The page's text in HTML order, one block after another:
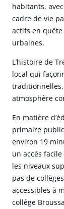
habitants,
cadre de vie
actifs en
urbaines.
L’histoire de
local qui
atmosphère
En matière
primaire
environ 19
un accès
les niveaux
pas de
accessibles à
collège